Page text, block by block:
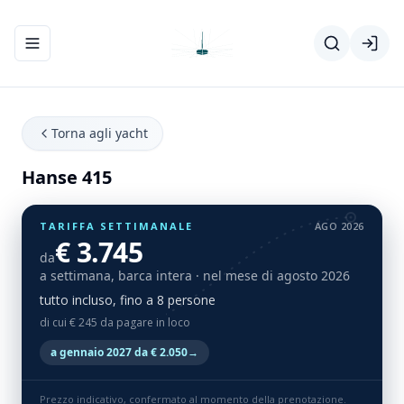
Apri/chiudi menu di navigazione
Torna agli yacht
Hanse 415
TARIFFA SETTIMANALE AGO 2026
da€ 3.745
a settimana, barca intera · nel mese di agosto 2026
tutto incluso, fino a 8 persone
di cui € 245 da pagare in loco
a gennaio 2027 da € 2.050→
Prezzo indicativo, confermato al momento della prenotazione.